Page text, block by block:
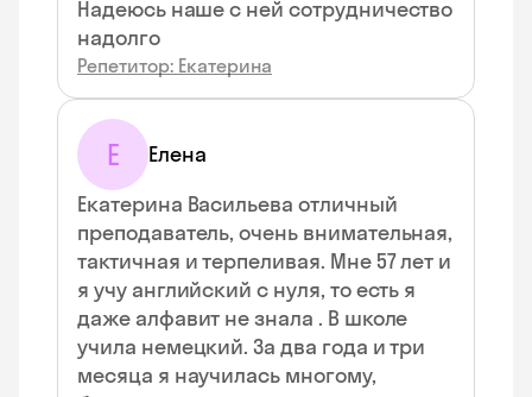
Надеюсь наше с ней сотрудничество
надолго
Репетитор: Екатерина
Е
Елена
Екатерина Васильева отличный
преподаватель, очень внимательная,
тактичная и терпеливая. Мне 57 лет и
я учу английский с нуля, то есть я
даже алфавит не знала . В школе
учила немецкий. За два года и три
месяца я научилась многому,